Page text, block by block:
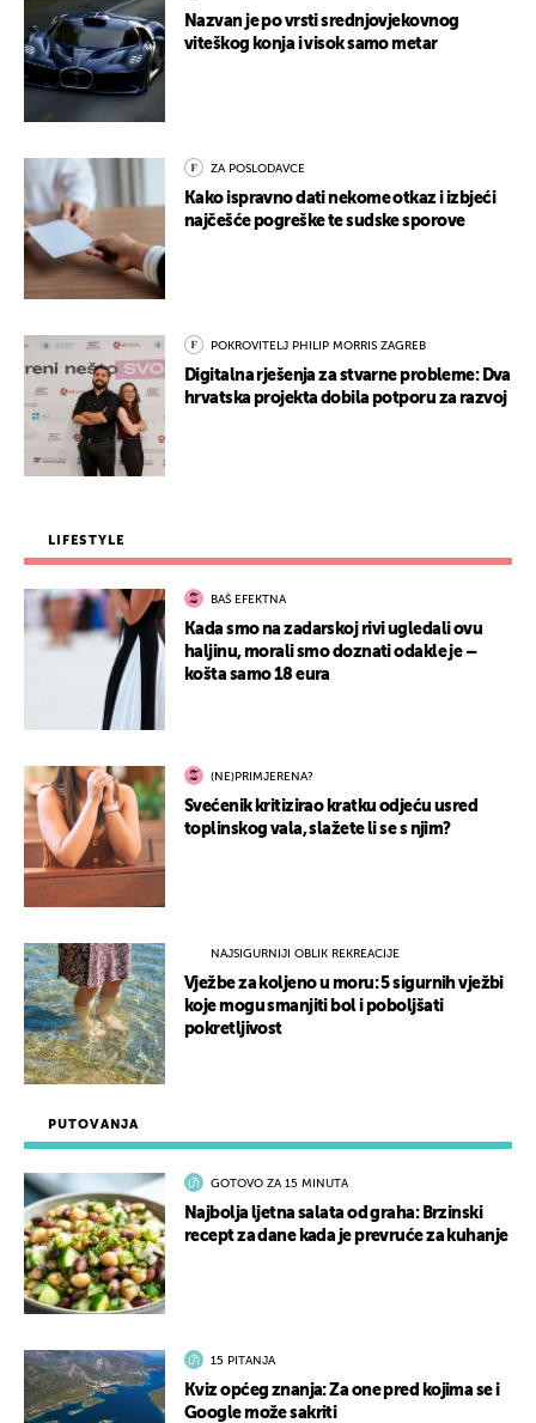
PUTOVANJA
GOTOVO ZA 15 MINUTA
Najbolja ljetna salata od graha: Brzinski
recept za dane kada je prevruće za kuhanje
15 PITANJA
Kviz općeg znanja: Za one pred kojima se i
Google može sakriti
Nazvan je po vrsti srednjovjekovnog
viteškog konja i visok samo metar
ZA POSLODAVCE
Kako ispravno dati nekome otkaz i izbjeći
najčešće pogreške te sudske sporove
POKROVITELJ PHILIP MORRIS ZAGREB
Digitalna rješenja za stvarne probleme: Dva
hrvatska projekta dobila potporu za razvoj
LIFESTYLE
BAŠ EFEKTNA
Kada smo na zadarskoj rivi ugledali ovu
haljinu, morali smo doznati odakle je –
košta samo 18 eura
(NE)PRIMJERENA?
Svećenik kritizirao kratku odjeću usred
toplinskog vala, slažete li se s njim?
NAJSIGURNIJI OBLIK REKREACIJE
Vježbe za koljeno u moru: 5 sigurnih vježbi
koje mogu smanjiti bol i poboljšati
pokretljivost